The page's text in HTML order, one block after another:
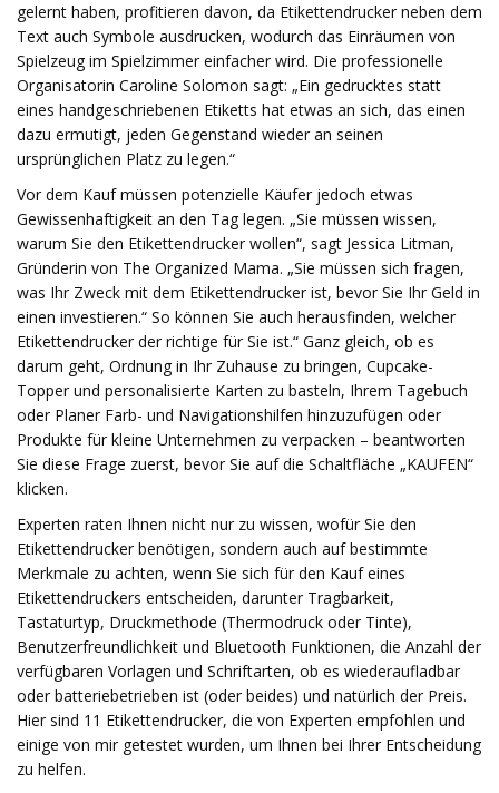
gelernt haben, profitieren davon, da Etikettendrucker neben dem
Text auch Symbole ausdrucken, wodurch das Einräumen von
Spielzeug im Spielzimmer einfacher wird. Die professionelle
Organisatorin Caroline Solomon sagt: „Ein gedrucktes statt
eines handgeschriebenen Etiketts hat etwas an sich, das einen
dazu ermutigt, jeden Gegenstand wieder an seinen
ursprünglichen Platz zu legen.“
Vor dem Kauf müssen potenzielle Käufer jedoch etwas
Gewissenhaftigkeit an den Tag legen. „Sie müssen wissen,
warum Sie den Etikettendrucker wollen“, sagt Jessica Litman,
Gründerin von The Organized Mama. „Sie müssen sich fragen,
was Ihr Zweck mit dem Etikettendrucker ist, bevor Sie Ihr Geld in
einen investieren.“ So können Sie auch herausfinden, welcher
Etikettendrucker der richtige für Sie ist.“ Ganz gleich, ob es
darum geht, Ordnung in Ihr Zuhause zu bringen, Cupcake-
Topper und personalisierte Karten zu basteln, Ihrem Tagebuch
oder Planer Farb- und Navigationshilfen hinzuzufügen oder
Produkte für kleine Unternehmen zu verpacken – beantworten
Sie diese Frage zuerst, bevor Sie auf die Schaltfläche „KAUFEN“
klicken.
Experten raten Ihnen nicht nur zu wissen, wofür Sie den
Etikettendrucker benötigen, sondern auch auf bestimmte
Merkmale zu achten, wenn Sie sich für den Kauf eines
Etikettendruckers entscheiden, darunter Tragbarkeit,
Tastaturtyp, Druckmethode (Thermodruck oder Tinte),
Benutzerfreundlichkeit und Bluetooth Funktionen, die Anzahl der
verfügbaren Vorlagen und Schriftarten, ob es wiederaufladbar
oder batteriebetrieben ist (oder beides) und natürlich der Preis.
Hier sind 11 Etikettendrucker, die von Experten empfohlen und
einige von mir getestet wurden, um Ihnen bei Ihrer Entscheidung
zu helfen.